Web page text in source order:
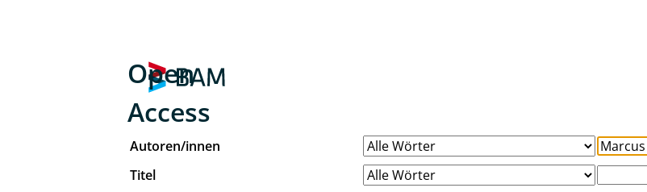
Open
Access
Autoren/innen
Titel